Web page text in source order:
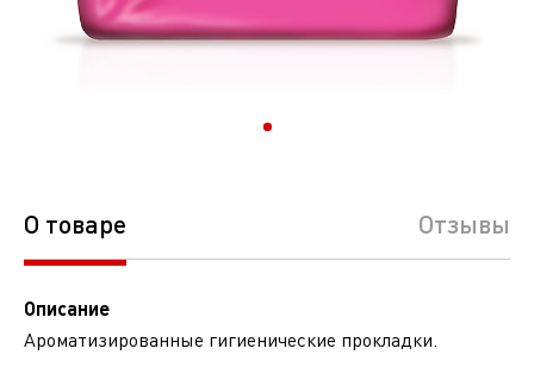
О товаре Отзывы
Описание
Ароматизированные гигиенические прокладки.